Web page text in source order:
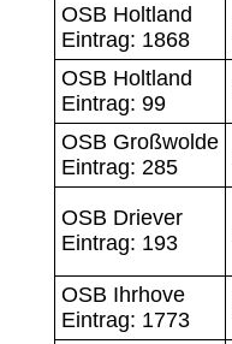
OSB Holtland
Eintrag: 1868
OSB Holtland
Eintrag: 99
OSB Großwolde
Eintrag: 285
OSB Driever
Eintrag: 193
OSB Ihrhove
Eintrag: 1773